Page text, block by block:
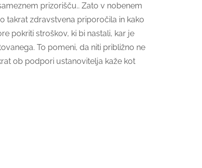
prizorišču.. Zato v nobenem
takrat zdravstvena priporočila in kako
pokriti stroškov, ki bi nastali, kar je
To pomeni, da niti približno ne
ob podpori ustanovitelja kaže kot